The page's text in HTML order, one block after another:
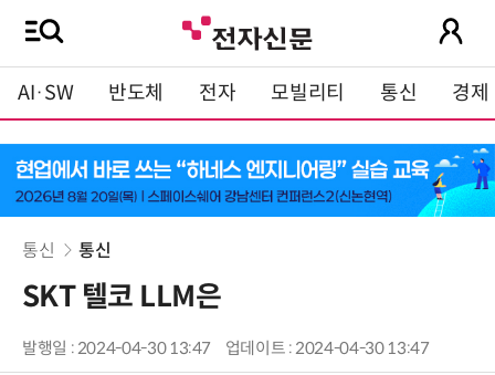
AI·SW 반도체 전자 모빌리티 통신 경제
통신 통신
SKT 텔코 LLM은
발행일 : 2024-04-30 13:47 업데이트 : 2024-04-30 13:47